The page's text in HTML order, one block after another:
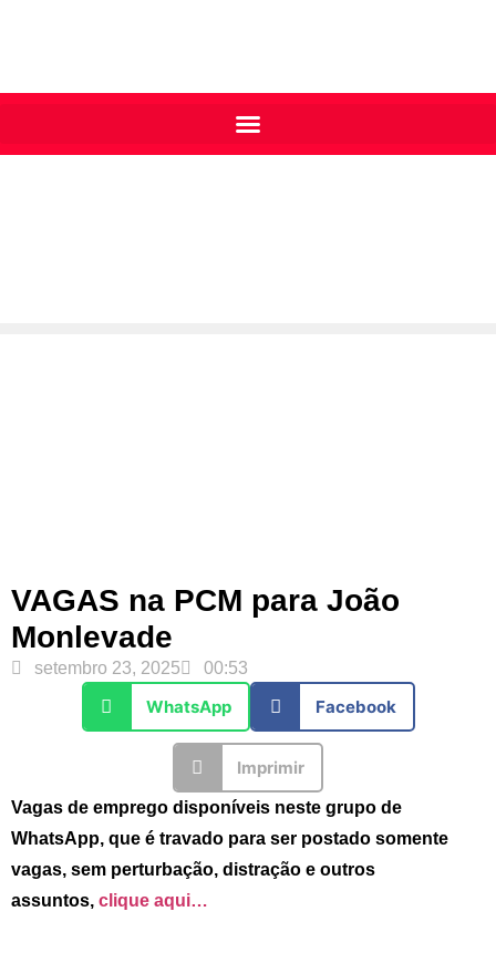
VAGAS na PCM para João
Monlevade
setembro 23, 2025 00:53
WhatsApp Facebook
Imprimir
Vagas de emprego disponíveis neste grupo de
WhatsApp, que é travado para ser postado somente
vagas, sem perturbação, distração e outros
assuntos, clique aqui…